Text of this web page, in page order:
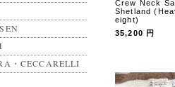
・CECCARELLI
Crew Neck
Shetland
eight)
35,200 円